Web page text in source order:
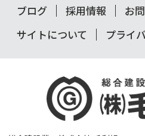
ブログ
採用情報
お
サイトについて
プライ